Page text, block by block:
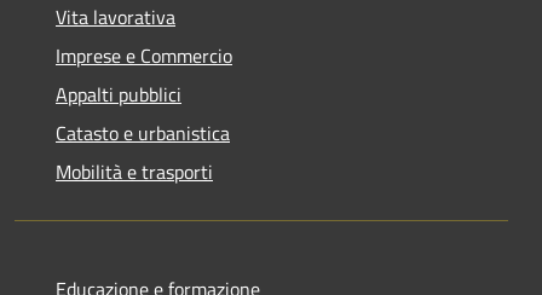
Vita lavorativa
Imprese e Commercio
Appalti pubblici
Catasto e urbanistica
Mobilità e trasporti
Educazione e formazione